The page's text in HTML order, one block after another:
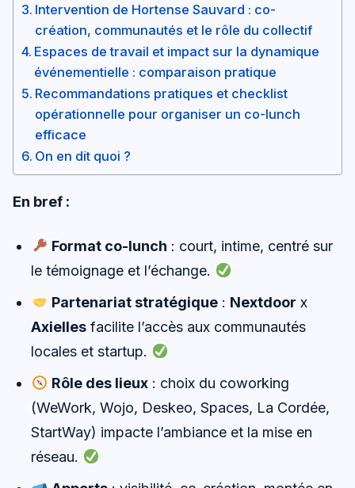
Intervention de Hortense Sauvard : co-
création, communautés et le rôle du collectif
Espaces de travail et impact sur la dynamique
événementielle : comparaison pratique
Recommandations pratiques et checklist
opérationnelle pour organiser un co-lunch
efficace
On en dit quoi ?
En bref :
Format co-lunch : court, intime, centré sur
le témoignage et l’échange.
Partenariat stratégique: Nextdoor x
Axielles facilite l’accès aux communautés
locales et startup.
Rôle des lieux: choix du coworking
(WeWork, Wojo, Deskeo, Spaces, La Cordée,
StartWay) impacte l’ambiance et la mise en
réseau.